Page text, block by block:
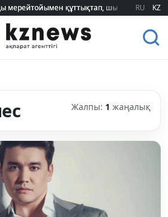
мерейтойымен құттықтап, шығармашылық
мерейтойымен құттықтап, шығармашылық
RU KZ
Жалпы: 1 жаңалық